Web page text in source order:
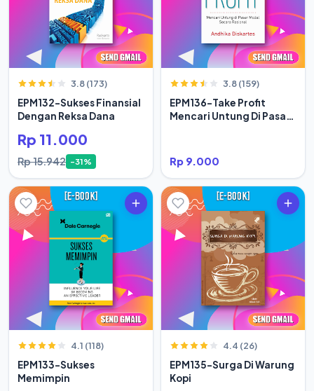
3.8 (173)
EPM132-Sukses Finansial
Dengan Reksa Dana
Rp 11.000
Rp 15.942 -31%
3.8 (159)
EPM136-Take Profit
Mencari Untung Di Pasar
Rp 9.000
4.1 (118)
EPM133-Sukses
Memimpin
4.4 (26)
EPM135-Surga Di Warung
Kopi